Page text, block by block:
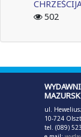
502
ul.
10-724
tel. (089)